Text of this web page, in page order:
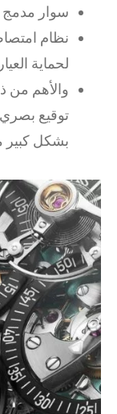
سوار
نظام
لحماية
والأهم من
بشكل كبير